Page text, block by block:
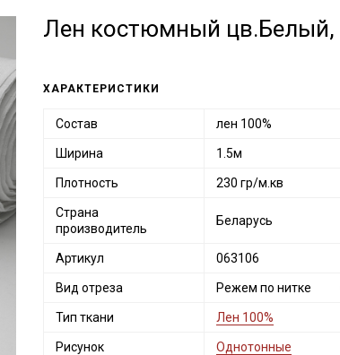
Лен костюмный цв.Белый,
ХАРАКТЕРИСТИКИ
Состав лен 100%
Ширина 1.5м
Плотность 230 гр/м.кв
Страна
производитель
Беларусь
Артикул 063106
Вид отреза Режем по нитке
Тип ткани Лен 100%
Рисунок Однотонные